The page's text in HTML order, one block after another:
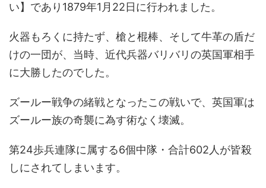
い】であり1879年1月22日に行われました。
火器もろくに持たず、槍と棍棒、そして牛革の盾だ
けの一団が、当時、近代兵器バリバリの英国軍相手
に大勝したのでした。
ズールー戦争の緒戦となったこの戦いで、英国軍は
ズールー族の奇襲に為す術なく壊滅。
第24歩兵連隊に属する6個中隊・合計602人が皆殺
しにされてしまいます。